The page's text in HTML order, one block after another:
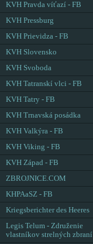
KVH Pravda víťazí - FB
KVH Pressburg
KVH Prievidza - FB
KVH Slovensko
KVH Svoboda
KVH Tatranskí vlci - FB
KVH Tatry - FB
KVH Trnavská posádka
KVH Valkýra - FB
KVH Viking - FB
KVH Západ - FB
ZBROJNICE.COM
KHPAaSZ - FB
Kriegsberichter des Heeres
Legis Telum - Združenie
vlastníkov strelných zbraní